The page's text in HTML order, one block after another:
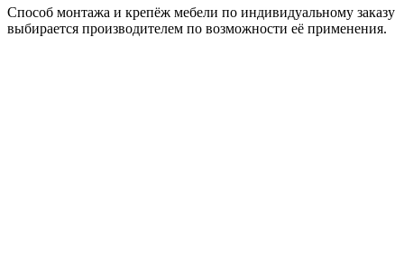
Способ монтажа и крепёж мебели по индивидуальному заказу
выбирается производителем по возможности её применения.